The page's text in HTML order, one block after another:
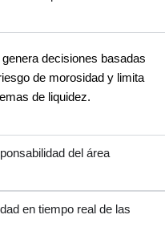
decisiones basadas
de morosidad y limita
de liquidez.
del área
en tiempo real de las